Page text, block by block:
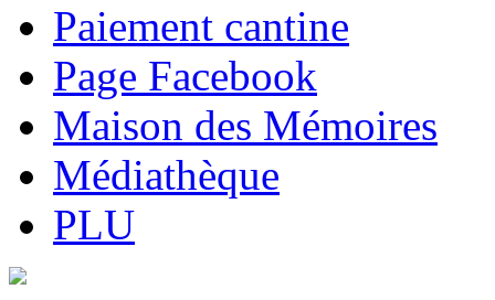
Paiement cantine
Page Facebook
Maison des Mémoires
Médiathèque
PLU